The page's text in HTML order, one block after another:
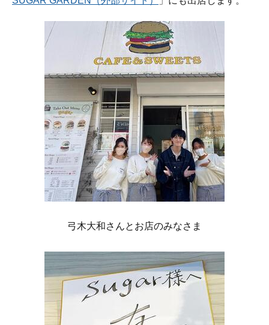
弓木大和さんとお店のみなさま